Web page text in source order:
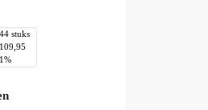
stuks